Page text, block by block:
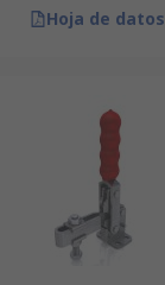
Hoja de datos